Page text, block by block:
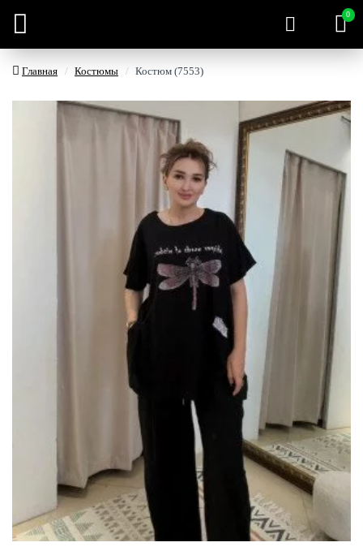
0
Главная Костюмы Костюм (7553)